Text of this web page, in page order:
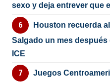
sexo y deja entrever que
Houston recuerda
Salgado un mes
ICE
Juegos